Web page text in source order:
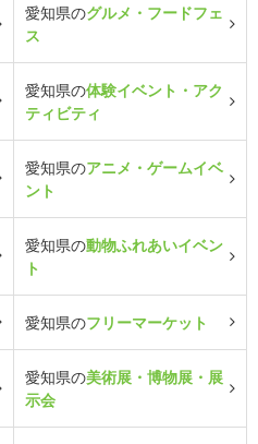
愛知県のグルメ・フードフェ
ス
愛知県の体験イベント・アク
ティビティ
愛知県のアニメ・ゲームイベ
ント
愛知県の動物ふれあいイベン
ト
愛知県のフリーマーケット
愛知県の美術展・博物展・展
示会